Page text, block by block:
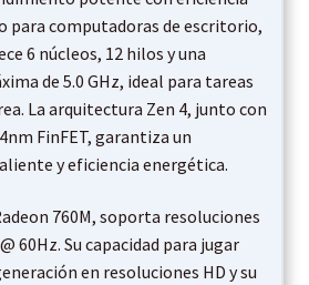
para computadoras de escritorio,
6 núcleos, 12 hilos y una
de 5.0 GHz, ideal para tareas
La arquitectura Zen 4, junto con
FinFET, garantiza un
y eficiencia energética.
760M, soporta resoluciones
60Hz. Su capacidad para jugar
en resoluciones HD y su